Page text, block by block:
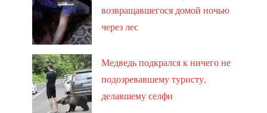
возвращавшегося домой ночью
через лес
Медведь подкрался к ничего не
подозревавшему туристу,
делавшему селфи